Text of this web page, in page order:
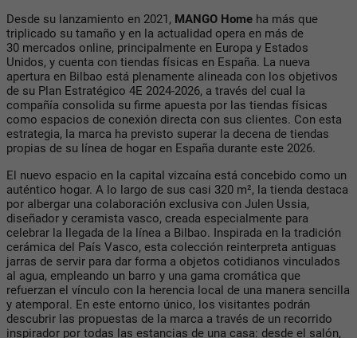
Desde su lanzamiento en 2021, MANGO Home ha más que
triplicado su tamaño y en la actualidad opera en más de
30 mercados online, principalmente en Europa y Estados
Unidos, y cuenta con tiendas físicas en España. La nueva
apertura en Bilbao está plenamente alineada con los objetivos
de su Plan Estratégico 4E 2024-2026, a través del cual la
compañía consolida su firme apuesta por las tiendas físicas
como espacios de conexión directa con sus clientes. Con esta
estrategia, la marca ha previsto superar la decena de tiendas
propias de su línea de hogar en España durante este 2026.
El nuevo espacio en la capital vizcaína está concebido como un
auténtico hogar. A lo largo de sus casi 320 m², la tienda destaca
por albergar una colaboración exclusiva con Julen Ussia,
diseñador y ceramista vasco, creada especialmente para
celebrar la llegada de la línea a Bilbao. Inspirada en la tradición
cerámica del País Vasco, esta colección reinterpreta antiguas
jarras de servir para dar forma a objetos cotidianos vinculados
al agua, empleando un barro y una gama cromática que
refuerzan el vínculo con la herencia local de una manera sencilla
y atemporal. En este entorno único, los visitantes podrán
descubrir las propuestas de la marca a través de un recorrido
inspirador por todas las estancias de una casa: desde el salón,